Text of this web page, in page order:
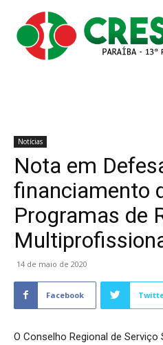
Notícias
Nota em
financiamento
Programas de
14 de maio de 2020
Facebook
O Conselho Regional de Serviço